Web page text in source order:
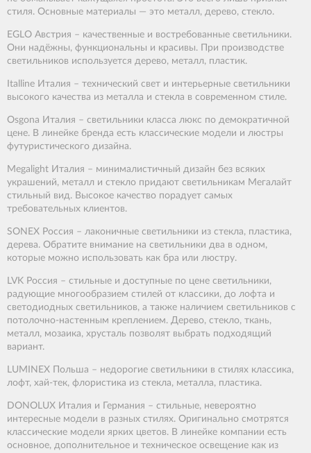
стиля. Основные материалы — это металл, дерево, стекло.
EGLO Австрия – качественные и востребованные светильники.
Они надёжны, функциональны и красивы. При производстве
светильников используется дерево, металл, пластик.
Italline Италия – технический свет и интерьерные светильники
высокого качества из металла и стекла в современном стиле.
Osgona Италия – светильники класса люкс по демократичной
цене. В линейке бренда есть классические модели и люстры
футуристического дизайна.
Megalight Италия – минималистичный дизайн без всяких
украшений, металл и стекло придают светильникам Мегалайт
стильный вид. Высокое качество порадует самых
требовательных клиентов.
SONEX Россия – лаконичные светильники из стекла, пластика,
дерева. Обратите внимание на светильники два в одном,
которые можно использовать как бра или люстру.
LVK Россия – стильные и доступные по цене светильники,
радующие многообразием стилей от классики, до лофта и
светодиодных светильников, а также наличием светильников с
потолочно-настенным креплением. Дерево, стекло, ткань,
металл, мозаика, хрусталь позволят выбрать подходящий
вариант.
LUMINEX Польша – недорогие светильники в стилях классика,
лофт, хай-тек, флористика из стекла, металла, пластика.
DONOLUX Италия и Германия – стильные, невероятно
интересные модели в разных стилях. Оригинально смотрятся
классические модели ярких цветов. В линейке компании есть
основное, дополнительное и техническое освещение как из